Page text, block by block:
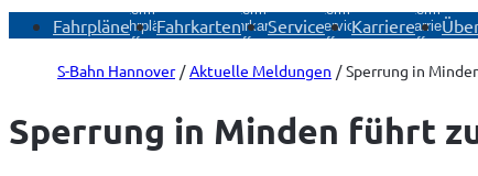
Fahrpläne
Untermenü
Fahrpläne
öffnen
Fahrkarten
Untermenü
Fahrkarten
öffnen
Service
Untermenü
Service
öffnen
Karriere
Untermenü
Karriere
öffnen
S-Bahn Hannover Aktuelle Meldungen Sperrung in
Sperrung in Minden führt